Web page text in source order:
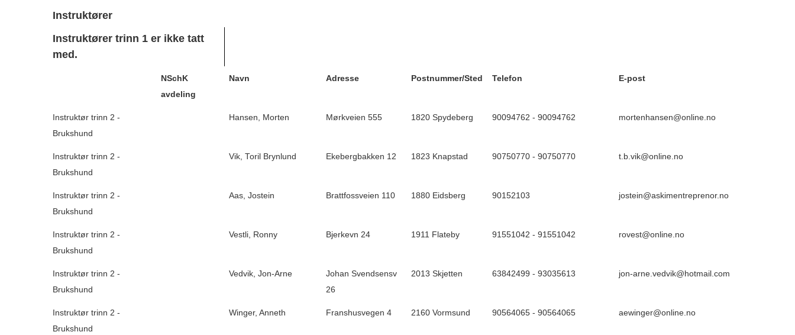
Instruktører
Instruktører trinn 1 er ikke tatt
med.
NSchK
avdeling
Navn Adresse Postnummer/Sted Telefon E-post
Instruktør trinn 2 -
Brukshund
Hansen, Morten Mørkveien 555 1820 Spydeberg 90094762 - 90094762 mortenhansen@online.no
Instruktør trinn 2 -
Brukshund
Vik, Toril Brynlund Ekebergbakken 12 1823 Knapstad 90750770 - 90750770 t.b.vik@online.no
Instruktør trinn 2 -
Brukshund
Aas, Jostein Brattfossveien 110 1880 Eidsberg 90152103 jostein@askimentreprenor.no
Instruktør trinn 2 -
Brukshund
Vestli, Ronny Bjerkevn 24 1911 Flateby 91551042 - 91551042 rovest@online.no
Instruktør trinn 2 -
Brukshund
Vedvik, Jon-Arne
Johan Svendsensv
26
2013 Skjetten 63842499 - 93035613 jon-arne.vedvik@hotmail.com
Instruktør trinn 2 -
Brukshund
Winger, Anneth Franshusvegen 4 2160 Vormsund 90564065 - 90564065 aewinger@online.no